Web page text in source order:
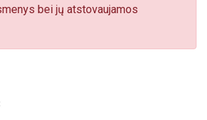
bei jų atstovaujamos